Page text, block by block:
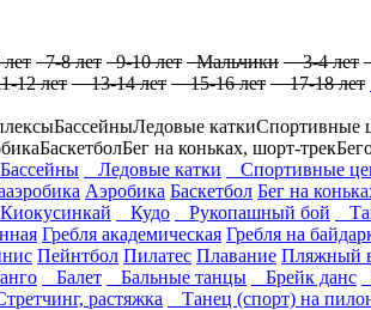
7-8 лет 9-10 лет Мальчики 3-4 лет
12 лет 13-14 лет 15-16 лет 17-18 лет
БассейныЛедовые каткиСпортивные
БаскетболБег на коньках, шорт-трек
Ледовые катки Спортивные
Аэробика Баскетбол Бег на
Кудо Рукопашный бой
Гребля академическая Гребля на
Пейнтбол Пилатес Плавание Пляжный
Балет Бальные танцы Брейк данс
растяжка Танец (спорт) на